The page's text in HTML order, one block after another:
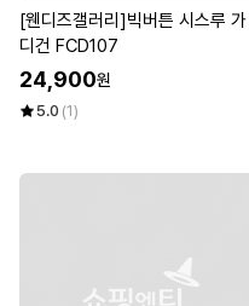
[웬디즈갤러리]빅버튼 시스루 가
디건 FCD107
24,900원
5.0 (1)